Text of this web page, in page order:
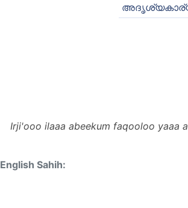
Irji'ooo ilaaa abeekum faqooloo yaaa
English Sahih: